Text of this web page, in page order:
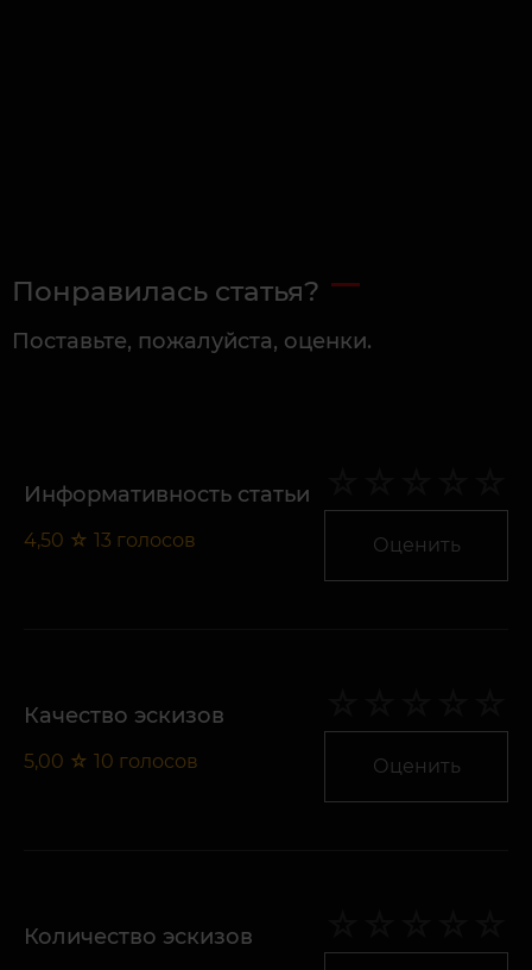
Понравилась статья?
Поставьте, пожалуйста, оценки.
Информативность статьи
4,50 ☆ 13 голосов Оценить
Качество эскизов
5,00 ☆ 10 голосов Оценить
Количество эскизов